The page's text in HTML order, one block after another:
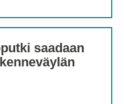
saadaan